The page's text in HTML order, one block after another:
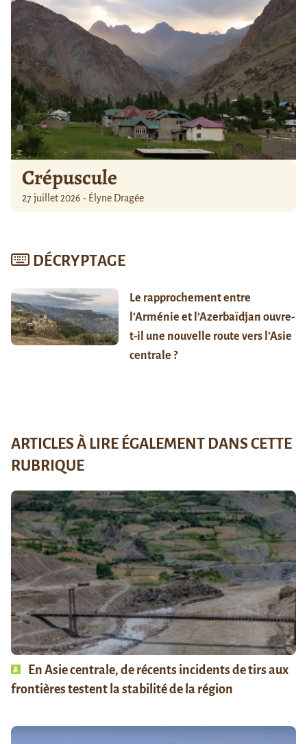
Crépuscule
27 juillet 2026 - Élyne Dragée
DÉCRYPTAGE
Le rapprochement entre
l’Arménie et l’Azerbaïdjan ouvre-
t-il une nouvelle route vers l’Asie
centrale ?
ARTICLES À LIRE ÉGALEMENT DANS CETTE
RUBRIQUE
En Asie centrale, de récents incidents de tirs aux
frontières testent la stabilité de la région